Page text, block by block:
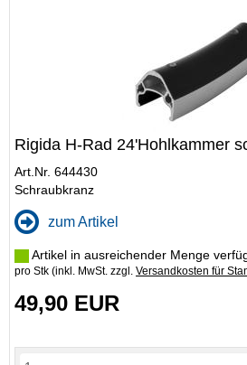
Rigida H-Rad 24'Hohlkammer
Art.Nr. 644430
Schraubkranz
zum Artikel
Artikel in ausreichender Menge
pro Stk (inkl. MwSt. zzgl. Versandkosten für
49,90 EUR